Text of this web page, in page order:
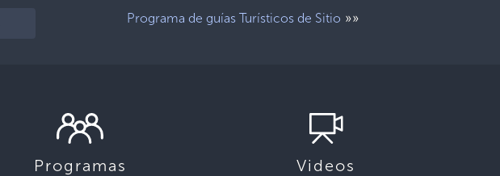
Programa de guías Turísticos de Sitio »»
Programas Videos